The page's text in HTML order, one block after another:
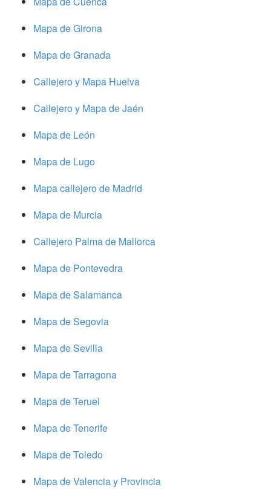
Mapa de Girona
Mapa de Granada
Callejero y Mapa Huelva
Callejero y Mapa de Jaén
Mapa de León
Mapa de Lugo
Mapa callejero de Madrid
Mapa de Murcia
Callejero Palma de Mallorca
Mapa de Pontevedra
Mapa de Salamanca
Mapa de Segovia
Mapa de Sevilla
Mapa de Tarragona
Mapa de Teruel
Mapa de Tenerife
Mapa de Toledo
Mapa de Valencia y Provincia